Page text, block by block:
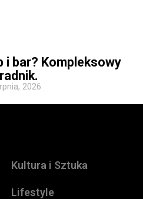
i bar? Kompleksowy
2026
Kultura i Sztuka
Lifestyle